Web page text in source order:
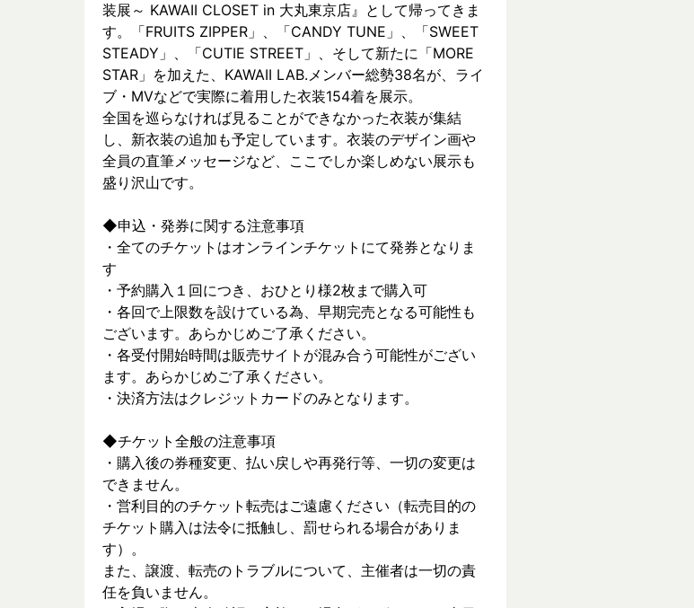
装展～ KAWAII CLOSET in 大丸東京店』として帰ってきま
す。「FRUITS ZIPPER」、「CANDY TUNE」、「SWEET
STEADY」、「CUTIE STREET」、そして新たに「MORE
STAR」を加えた、KAWAII LAB.メンバー総勢38名が、ライ
ブ・MVなどで実際に着⽤した衣装154着を展示。
全国を巡らなければ見ることができなかった衣装が集結
し、新⾐装の追加も予定しています。衣装のデザイン画や
全員の直筆メッセージなど、ここでしか楽しめない展示も
盛り沢山です。
◆申込・発券に関する注意事項
・全てのチケットはオンラインチケットにて発券となりま
す
・予約購入１回につき、おひとり様2枚まで購入可
・各回で上限数を設けている為、早期完売となる可能性も
ございます。あらかじめご了承ください。
・各受付開始時間は販売サイトが混み合う可能性がござい
ます。あらかじめご了承ください。
・決済方法はクレジットカードのみとなります。
◆チケット全般の注意事項
・購入後の券種変更、払い戻しや再発行等、一切の変更は
できません。
・営利目的のチケット転売はご遠慮ください（転売目的の
チケット購入は法令に抵触し、罰せられる場合がありま
す）。
また、譲渡、転売のトラブルについて、主催者は一切の責
任を負いません。